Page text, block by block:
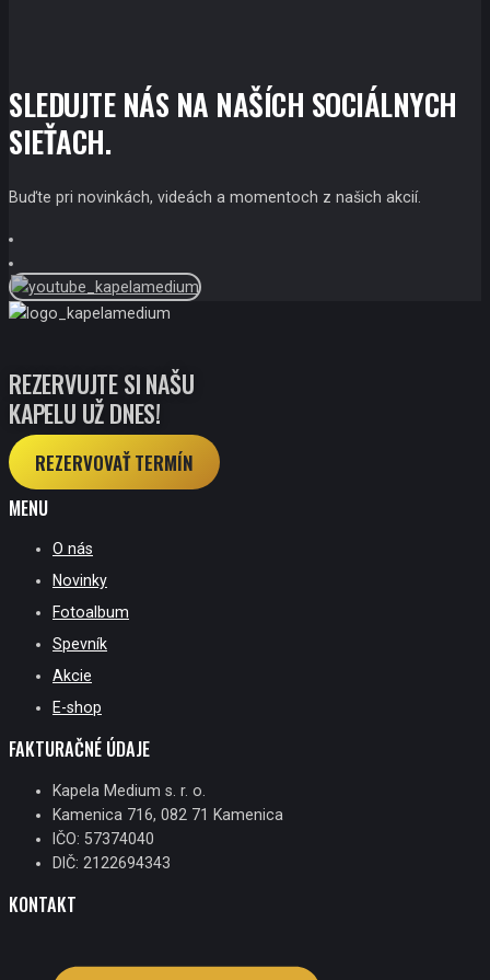
SLEDUJTE NÁS NA NAŠÍCH SOCIÁLNYCH
SIEŤACH.
Buďte pri novinkách, videách a momentoch z našich akcií.
REZERVUJTE SI NAŠU
KAPELU UŽ DNES!
REZERVOVAŤ TERMÍN
MENU
O nás
Novinky
Fotoalbum
Spevník
Akcie
E-shop
FAKTURAČNÉ ÚDAJE
Kapela Medium s. r. o.
Kamenica 716, 082 71 Kamenica
IČO: 57374040
DIČ: 2122694343
KONTAKT